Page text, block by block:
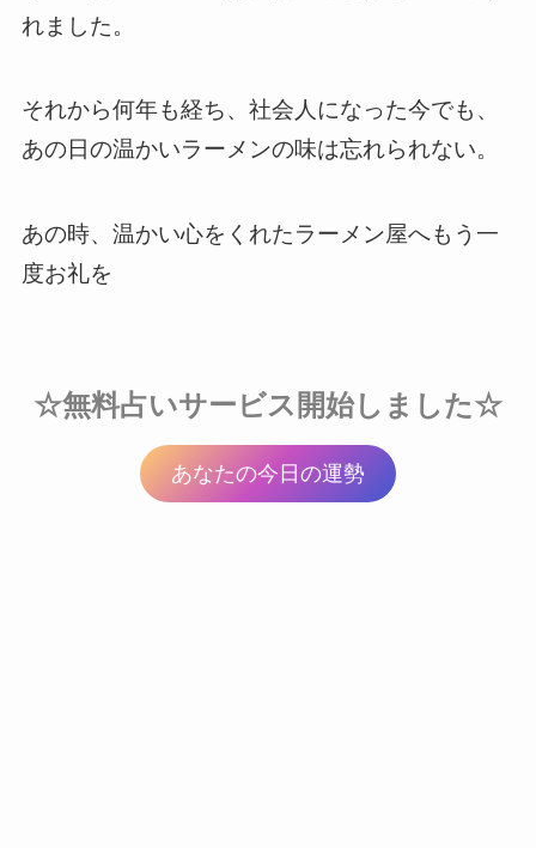
れました。
それから何年も経ち、社会人になった今でも、
あの日の温かいラーメンの味は忘れられない。
あの時、温かい心をくれたラーメン屋へもう一
度お礼を
☆無料占いサービス開始しました☆
あなたの今日の運勢